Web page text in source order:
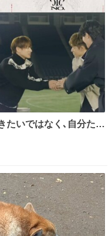
たいではなく､自分たち
いという構想」旅をす
き､より多くの仲間が
😭 #Number_i #平野